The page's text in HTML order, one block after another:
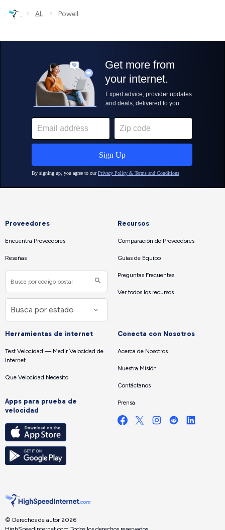
› AL › Powell
Proveedores
Encuentra Proveedores
Reseñas
Recursos
Comparación de Proveedores
Guías de Equipo
Preguntas Frecuentes
Ver todos los recursos
Herramientas de internet
Test Velocidad — Medir Velocidad de
Internet
Que Velocidad Necesito
Apps para prueba de
velocidad
Conecta con Nosotros
Acerca de Nosotros
Nuestra Misión
Contáctanos
Prensa
© Derechos de autor 2026